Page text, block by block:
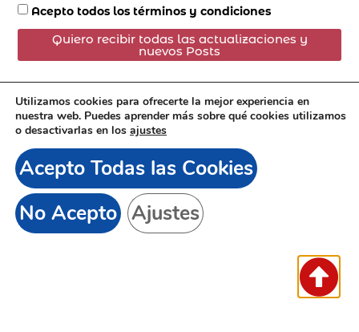
Acepto todos los términos y condiciones
Quiero recibir todas las actualizaciones y
nuevos Posts
Suscríbete:
© 2023 Todos los derechos reservados. Diseñado con
Política Privacidad
Utilizamos cookies para ofrecerte la mejor experiencia en
nuestra web. Puedes aprender más sobre qué cookies utilizamos
o desactivarlas en los ajustes
Acepto Todas las Cookies
No Acepto Ajustes